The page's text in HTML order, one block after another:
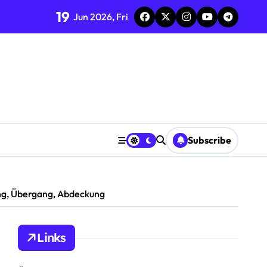
19 Jun 2026, Fri
Subscribe
Übergang, Abdeckung
Links